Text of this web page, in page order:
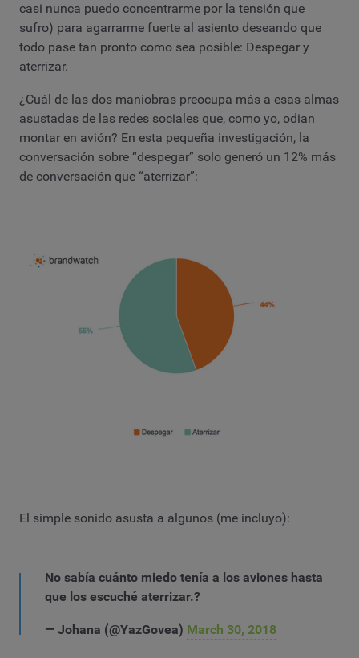
casi nunca puedo concentrarme por la tensión que
sufro) para agarrarme fuerte al asiento deseando que
todo pase tan pronto como sea posible: Despegar y
aterrizar.
¿Cuál de las dos maniobras preocupa más a esas almas
asustadas de las redes sociales que, como yo, odian
montar en avión? En esta pequeña investigación, la
conversación sobre “despegar” solo generó un 12% más
de conversación que “aterrizar”:
El simple sonido asusta a algunos (me incluyo):
No sabía cuánto miedo tenía a los aviones hasta
que los escuché aterrizar.?
— Johana (@YazGovea) March 30, 2018